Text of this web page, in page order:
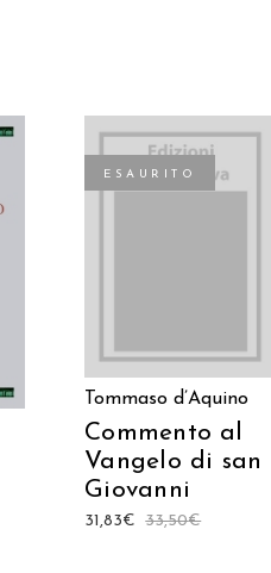
ESAURITO
Tommaso d’Aquino
Commento al
Vangelo di san
Giovanni
33,50€
31,83€